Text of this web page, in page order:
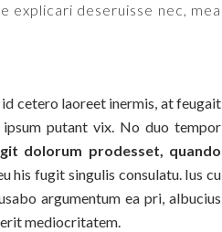
explicari deseruisse nec, mea
cetero laoreet inermis, at feugait
ipsum putant vix. No duo tempor
dolorum prodesset, quando
his fugit singulis consulatu. Ius cu
argumentum ea pri, albucius
mediocritatem.